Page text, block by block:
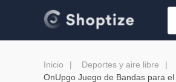
Inicio Deportes y aire libre
OnUpgo Juego de Bandas para